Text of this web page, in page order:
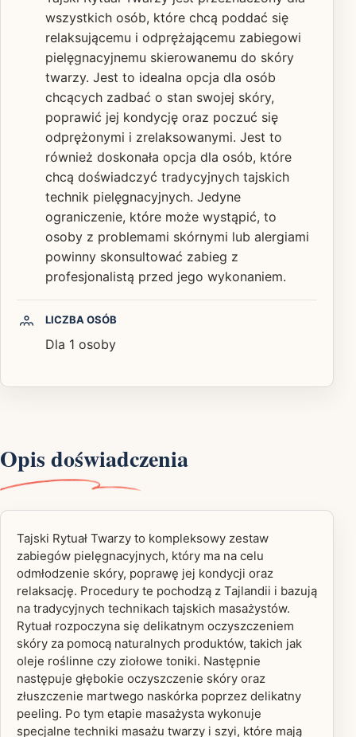
wszystkich osób, które chcą poddać się
relaksującemu i odprężającemu zabiegowi
pielęgnacyjnemu skierowanemu do skóry
twarzy. Jest to idealna opcja dla osób
chcących zadbać o stan swojej skóry,
poprawić jej kondycję oraz poczuć się
odprężonymi i zrelaksowanymi. Jest to
również doskonała opcja dla osób, które
chcą doświadczyć tradycyjnych tajskich
technik pielęgnacyjnych. Jedyne
ograniczenie, które może wystąpić, to
osoby z problemami skórnymi lub alergiami
powinny skonsultować zabieg z
profesjonalistą przed jego wykonaniem.
LICZBA OSÓB
Dla 1 osoby
Opis doświadczenia
Tajski Rytuał Twarzy to kompleksowy zestaw
zabiegów pielęgnacyjnych, który ma na celu
odmłodzenie skóry, poprawę jej kondycji oraz
relaksację. Procedury te pochodzą z Tajlandii i bazują
na tradycyjnych technikach tajskich masażystów.
Rytuał rozpoczyna się delikatnym oczyszczeniem
skóry za pomocą naturalnych produktów, takich jak
oleje roślinne czy ziołowe toniki. Następnie
następuje głębokie oczyszczenie skóry oraz
złuszczenie martwego naskórka poprzez delikatny
peeling. Po tym etapie masażysta wykonuje
specjalne techniki masażu twarzy i szyi, które mają